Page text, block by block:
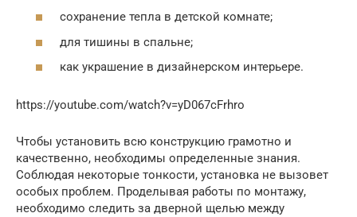
сохранение тепла в детской комнате;
для тишины в спальне;
как украшение в дизайнерском интерьере.
https://youtube.com/watch?v=yD067cFrhro
Чтобы установить всю конструкцию грамотно и
качественно, необходимы определенные знания.
Соблюдая некоторые тонкости, установка не вызовет
особых проблем. Проделывая работы по монтажу,
необходимо следить за дверной щелью между